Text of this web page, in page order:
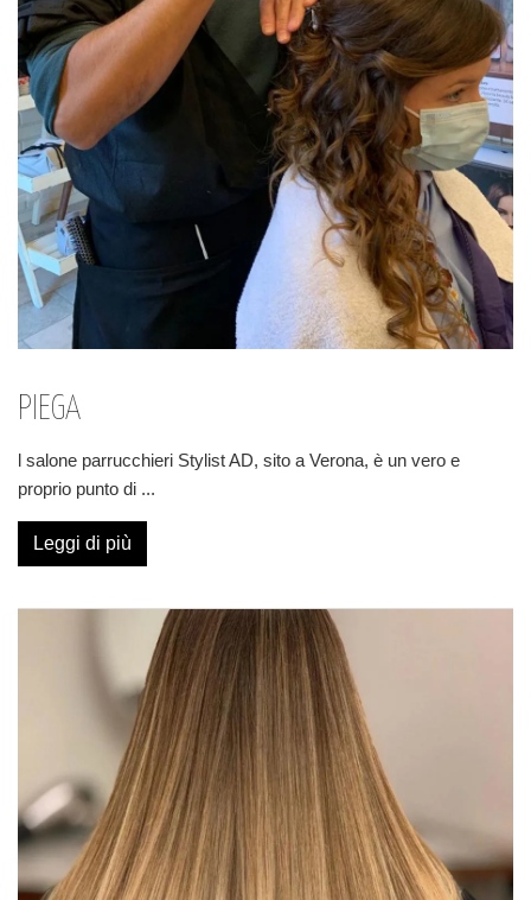
PIEGA
l salone parrucchieri Stylist AD, sito a Verona, è un vero e
proprio punto di ...
Leggi di più